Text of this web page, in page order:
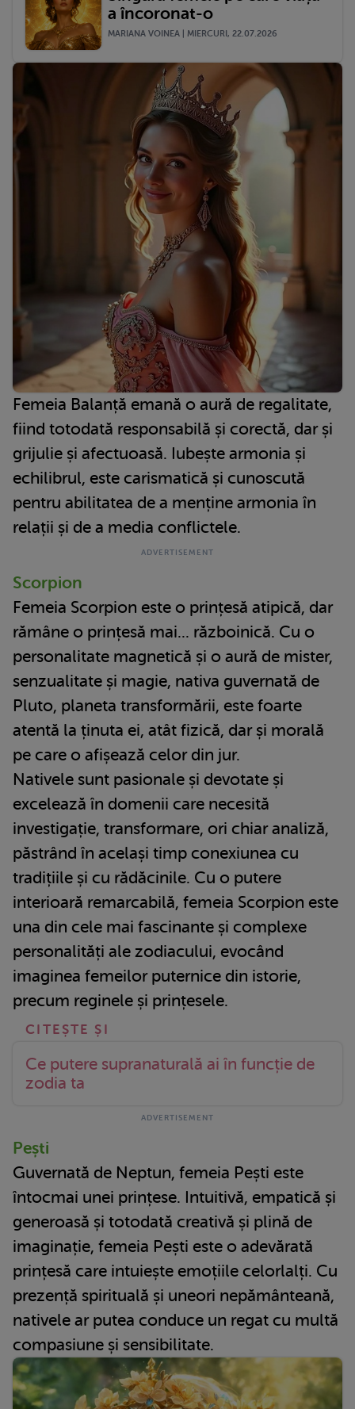
a încoronat-o
MARIANA VOINEA | MIERCURI, 22.07.2026
Femeia Balanță emană o aură de regalitate,
fiind totodată responsabilă și corectă, dar și
grijulie și afectuoasă. Iubește armonia și
echilibrul, este carismatică și cunoscută
pentru abilitatea de a menține armonia în
relații și de a media conflictele.
Scorpion
Femeia Scorpion este o prințesă atipică, dar
rămâne o prințesă mai... războinică. Cu o
personalitate magnetică și o aură de mister,
senzualitate și magie, nativa guvernată de
Pluto, planeta transformării, este foarte
atentă la ținuta ei, atât fizică, dar și morală
pe care o afișează celor din jur.
Nativele sunt pasionale și devotate și
excelează în domenii care necesită
investigație, transformare, ori chiar analiză,
păstrând în același timp conexiunea cu
tradițiile și cu rădăcinile. Cu o putere
interioară remarcabilă, femeia Scorpion este
una din cele mai fascinante și complexe
personalități ale zodiacului, evocând
imaginea femeilor puternice din istorie,
precum reginele și prințesele.
Ce putere supranaturală ai în funcție de
zodia ta
Pești
Guvernată de Neptun, femeia Pești este
întocmai unei prințese. Intuitivă, empatică și
generoasă și totodată creativă și plină de
imaginație, femeia Pești este o adevărată
prințesă care intuiește emoțiile celorlalți. Cu
prezență spirituală și uneori nepământeană,
nativele ar putea conduce un regat cu multă
compasiune și sensibilitate.